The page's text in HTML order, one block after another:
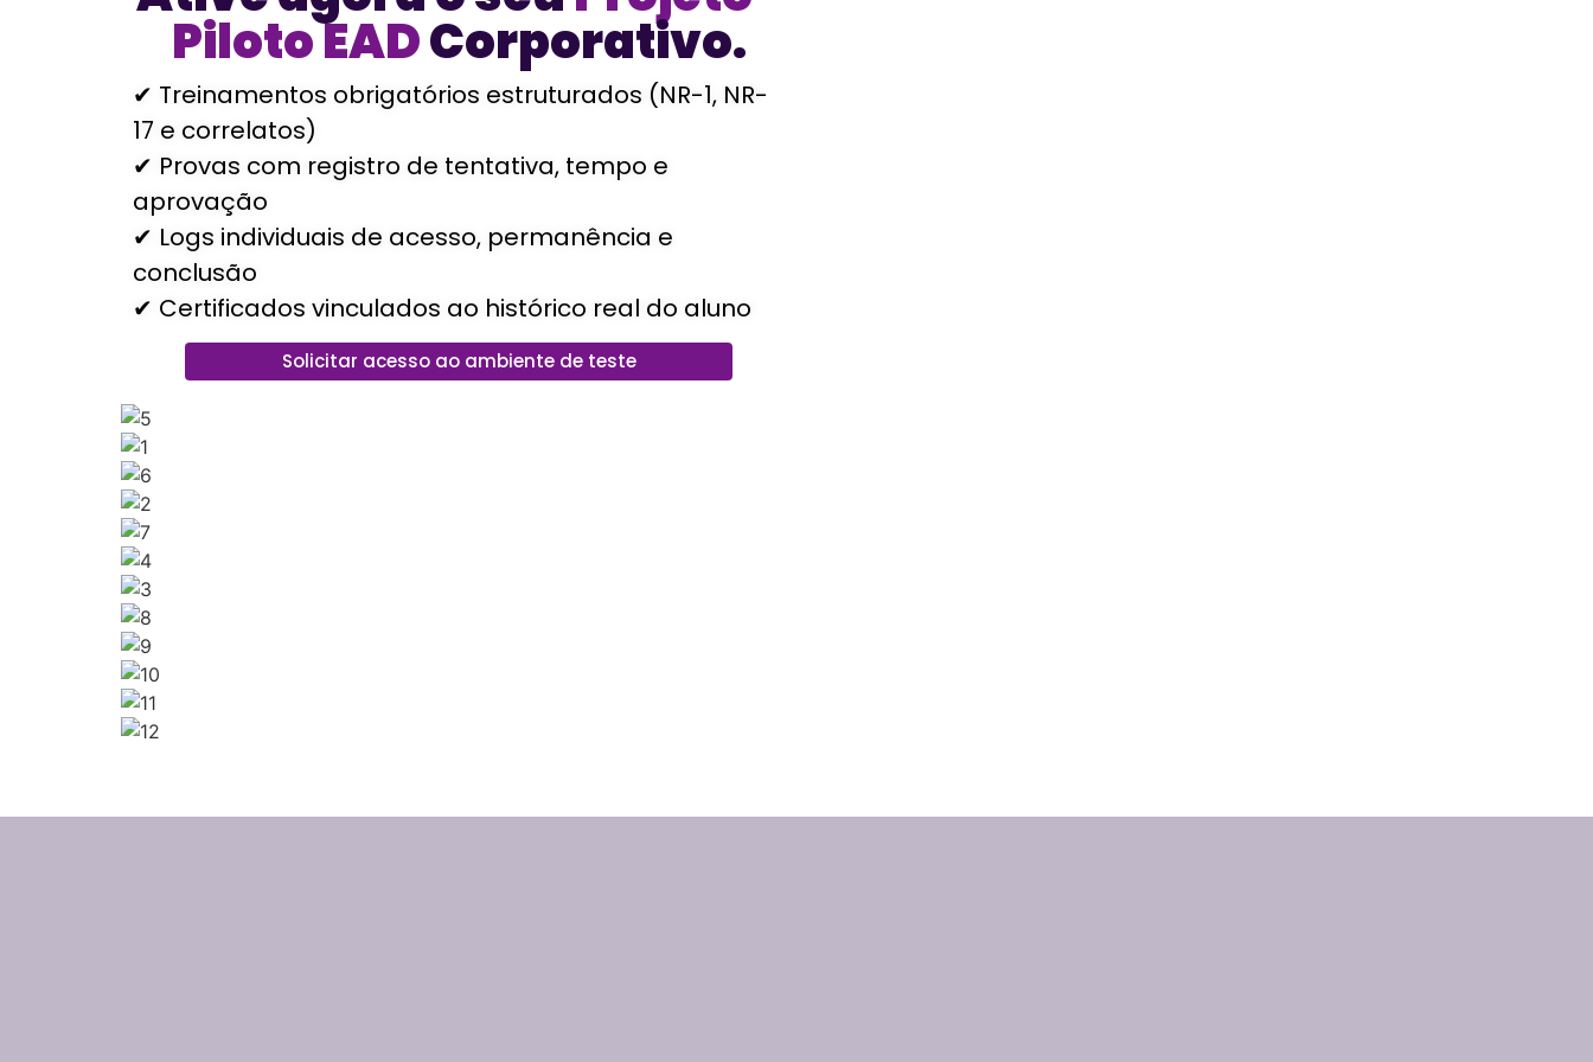
Piloto EADCorporativo.
✔ Treinamentos obrigatórios estruturados (NR-1, NR-
17 e correlatos)
✔ Provas com registro de tentativa, tempo e
aprovação
✔ Logs individuais de acesso, permanência e
conclusão
✔ Certificados vinculados ao histórico real do aluno
Solicitar acesso ao ambiente de teste